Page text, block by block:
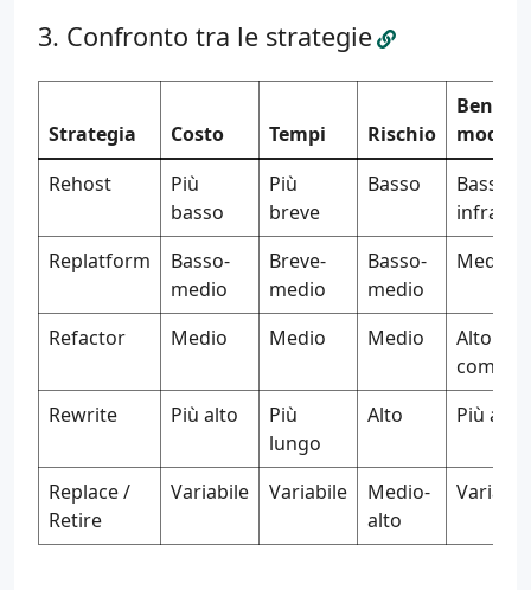
Confronto tra le strategie
Strategia Costo Tempi Rischio
Rehost
Più
basso
Più
breve
Basso
Basso
Replatform
Basso-
medio
Breve-
medio
Basso-
medio
Medio
Refactor Medio Medio Medio
Alto
Rewrite
Più alto
Più
lungo
Alto Più alto
Replace /
Retire
Variabile Variabile
Medio-
alto